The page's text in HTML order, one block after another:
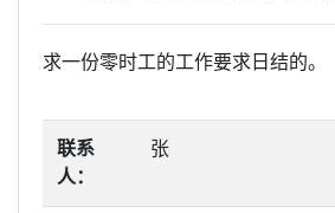
求一份零时工的工作要求日结的。
联系
人：
张